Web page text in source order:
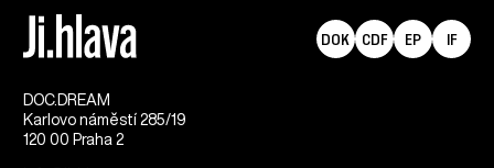
DOC.DREAM​
Karlovo náměstí 285/19
120 00 Praha 2
DOK CDF EP IF